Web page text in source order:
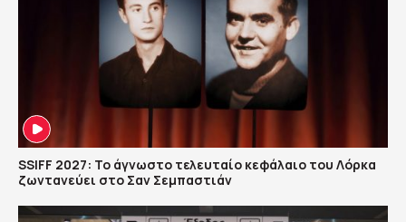
SSIFF 2027: Το άγνωστο τελευταίο κεφάλαιο του Λόρκα
ζωντανεύει στο Σαν Σεμπαστιάν